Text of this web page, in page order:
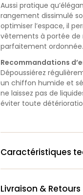
Aussi pratique
rangement dissimulé
optimiser l’espace, il
vêtements à portée
parfaitement ordonnée.
Recommandations
Dépoussiérez
un chiffon humide et
ne laissez pas de
éviter toute
Caractéristiques
Livraison & Retours